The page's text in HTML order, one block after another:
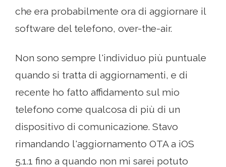
che era probabilmente ora di aggiornare il
software del telefono, over-the-air.
Non sono sempre l'individuo più puntuale
quando si tratta di aggiornamenti, e di
recente ho fatto affidamento sul mio
telefono come qualcosa di più di un
dispositivo di comunicazione. Stavo
rimandando l'aggiornamento OTA a iOS
5.1.1 fino a quando non mi sarei potuto